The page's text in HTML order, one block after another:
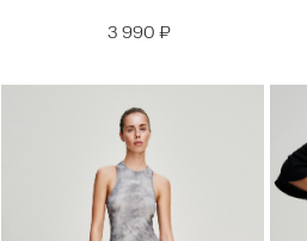
3 990 ₽